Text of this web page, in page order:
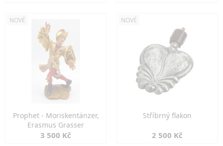
NOVÉ
Prophet - Moriskentänzer,
Erasmus Grasser
3 500 Kč
NOVÉ
Stříbrný flakon
2 500 Kč